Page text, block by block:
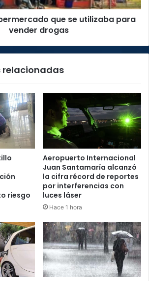
que se utilizaba para
vender drogas
relacionadas
riesgo
Aeropuerto Internacional
Juan Santamaría alcanzó
la cifra récord de reportes
por interferencias con
luces láser
Hace 1 hora